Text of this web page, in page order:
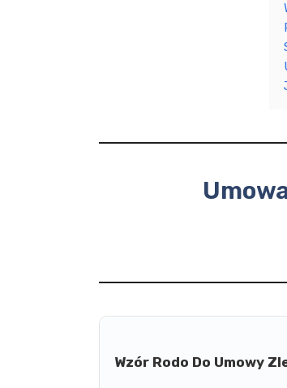
Wzór Rodo Do Umowy